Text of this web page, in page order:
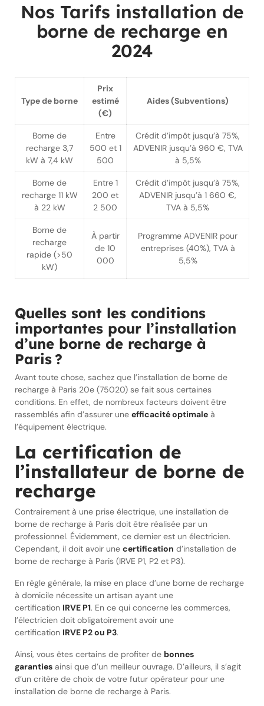
Nos Tarifs installation de
borne de recharge en
2024
Type de borne
Prix
estimé
(€)
Aides (Subventions)
Borne de
recharge 3,7
kW à 7,4 kW
Entre
500 et 1
500
Crédit d’impôt jusqu’à 75%,
ADVENIR jusqu’à 960 €, TVA
à 5,5%
Borne de
recharge 11 kW
à 22 kW
Entre 1
200 et
2 500
Crédit d’impôt jusqu’à 75%,
ADVENIR jusqu’à 1 660 €,
TVA à 5,5%
Borne de
recharge
rapide (>50
kW)
À partir
de 10
000
Programme ADVENIR pour
entreprises (40%), TVA à
5,5%
Quelles sont les conditions
importantes pour l’installation
d’une borne de recharge à
Paris ?
Avant toute chose, sachez que l’installation de borne de
recharge à Paris 20e (75020) se fait sous certaines
conditions. En effet, de nombreux facteurs doivent être
rassemblés afin d’assurer une efficacité optimale à
l’équipement électrique.
La certification de
l’installateur de borne de
recharge
Contrairement à une prise électrique, une installation de
borne de recharge à Paris doit être réalisée par un
professionnel. Évidemment, ce dernier est un électricien.
Cependant, il doit avoir une certification d’installation de
borne de recharge à Paris (IRVE P1, P2 et P3).
En règle générale, la mise en place d’une borne de recharge
à domicile nécessite un artisan ayant une
certification IRVE P1. En ce qui concerne les commerces,
l’électricien doit obligatoirement avoir une
certification IRVE P2 ou P3.
Ainsi, vous êtes certains de profiter de bonnes
garanties ainsi que d’un meilleur ouvrage. D’ailleurs, il s’agit
d’un critère de choix de votre futur opérateur pour une
installation de borne de recharge à Paris.